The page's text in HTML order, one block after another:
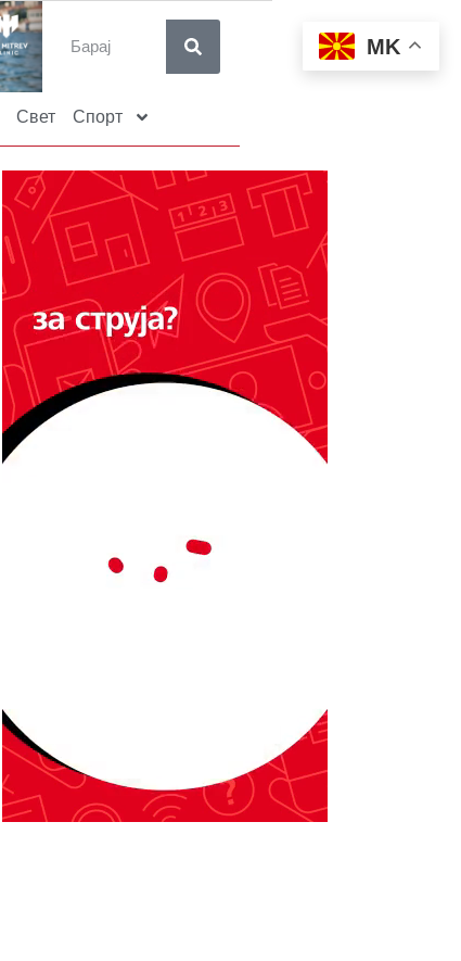
Свет Спорт
MK